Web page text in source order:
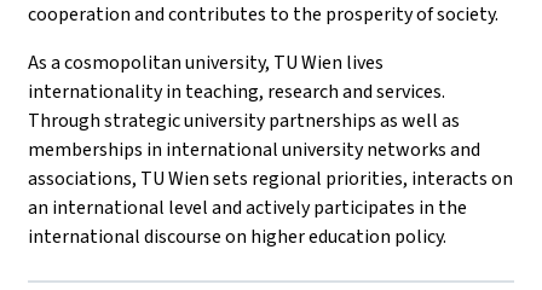
cooperation and contributes to the prosperity of society.
As a cosmopolitan university, TU Wien lives
internationality in teaching, research and services.
Through strategic university partnerships as well as
memberships in international university networks and
associations, TU Wien sets regional priorities, interacts on
an international level and actively participates in the
international discourse on higher education policy.